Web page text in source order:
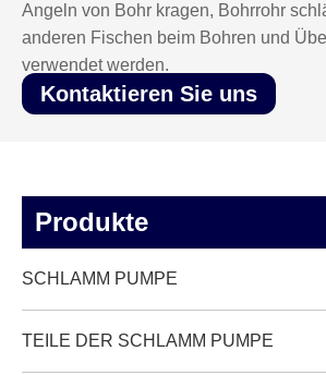
Angeln von Bohr kragen, Bohrrohr
anderen Fischen beim Bohren und
verwendet werden.
Kontaktieren Sie uns
Produkte
SCHLAMM PUMPE
TEILE DER SCHLAMM PUMPE